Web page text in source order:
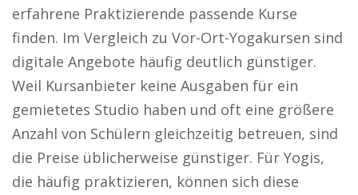
erfahrene Praktizierende passende Kurse
finden. Im Vergleich zu Vor-Ort-Yogakursen sind
digitale Angebote häufig deutlich günstiger.
Weil Kursanbieter keine Ausgaben für ein
gemietetes Studio haben und oft eine größere
Anzahl von Schülern gleichzeitig betreuen, sind
die Preise üblicherweise günstiger. Für Yogis,
die häufig praktizieren, können sich diese